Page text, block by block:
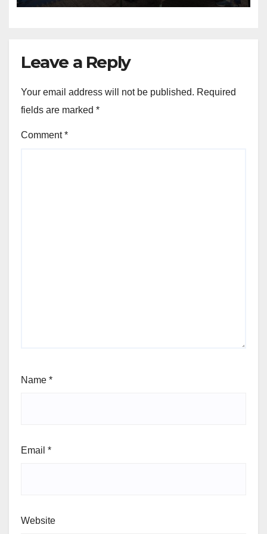
Leave a Reply
Your email address will not be published. Required
fields are marked *
Comment*
Name *
Email *
Website